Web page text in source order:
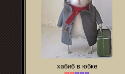
хабиб в юбке